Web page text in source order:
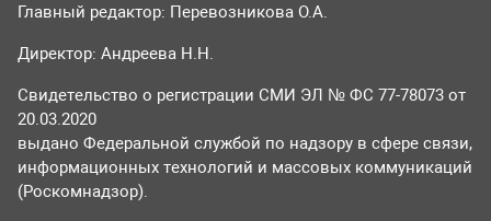
Главный редактор: Перевозникова О.А.
Директор: Андреева Н.Н.
Свидетельство о регистрации СМИ ЭЛ № ФС 77-78073 от
20.03.2020
выдано Федеральной службой по надзору в сфере связи,
информационных технологий и массовых коммуникаций
(Роскомнадзор).